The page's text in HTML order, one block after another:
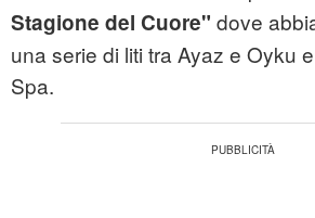
Stagione del Cuore" dove
una serie di liti tra Ayaz e Oyku
Spa.